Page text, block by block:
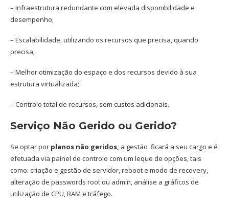
– Infraestrutura redundante com elevada disponibilidade e
desempenho;
– Escalabilidade, utilizando os recursos que precisa, quando
precisa;
– Melhor otimização do espaço e dos recursos devido à sua
estrutura virtualizada;
– Controlo total de recursos, sem custos adicionais.
Serviço Não Gerido ou Gerido?
Se optar por planos não geridos, a gestão ficará a seu cargo e é
efetuada via painel de controlo com um leque de opções, tais
como: criação e gestão de servidor, reboot e modo de recovery,
alteração de passwords root ou admin, análise a gráficos de
utilização de CPU, RAM e tráfego.